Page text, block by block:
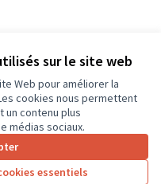
sur le site web
Web pour améliorer la
cookies nous permettent
un contenu plus
médias sociaux.
essentiels